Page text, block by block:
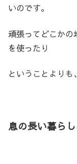
いのです。
頑張ってどこかの
を使ったり
ということより
息の長い暮ら